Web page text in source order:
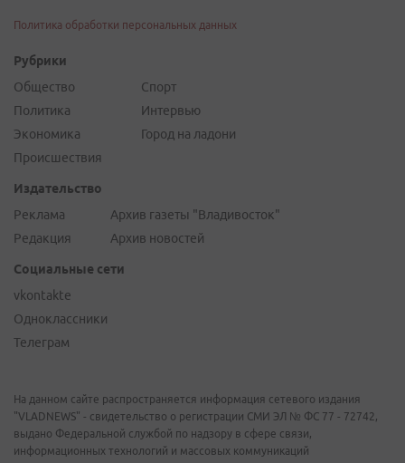
Политика обработки персональных данных
Рубрики
Общество
Политика
Экономика
Происшествия
Спорт
Интервью
Город на ладони
Издательство
Реклама
Редакция
Архив газеты "Владивосток"
Архив новостей
Социальные сети
vkontakte
Одноклассники
Телеграм
На данном сайте распространяется информация сетевого издания
"VLADNEWS" - свидетельство о регистрации СМИ ЭЛ № ФС 77 - 72742,
выдано Федеральной службой по надзору в сфере связи,
информационных технологий и массовых коммуникаций